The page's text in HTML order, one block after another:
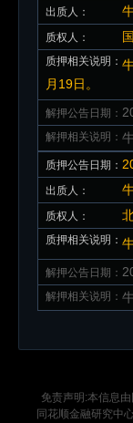
出质人：
质权人：
质押相关说明：
月19日。
解押公告日期：
解押相关说明：
质押公告日期：
出质人：
质权人：
质押相关说明：
解押公告日期：
解押相关说明：
免责声明:本信息
同花顺金融研究中